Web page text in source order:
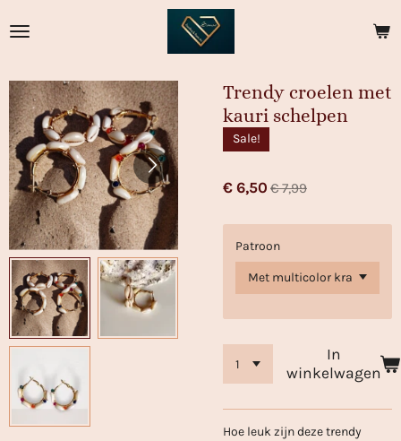
direct
hoofdinhoud
Trendy croelen met
kauri schelpen
Sale!
€ 6,50 € 7,99
Patroon
In
winkelwagen
Hoe leuk zijn deze trendy